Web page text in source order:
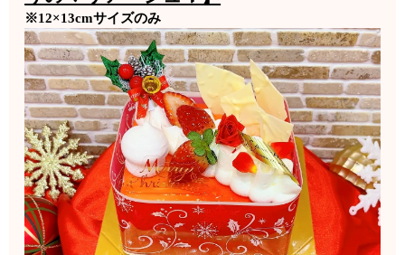
※12×13cmサイズのみ